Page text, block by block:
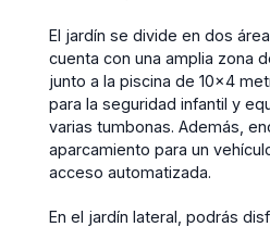
El jardín se divide en dos
cuenta con una amplia zona
junto a la piscina de 10x4
para la seguridad infantil y
varias tumbonas. Además,
aparcamiento para un
acceso automatizada.
En el jardín lateral, podrás